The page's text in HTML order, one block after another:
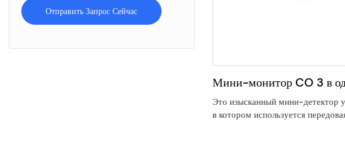
Отправить Запрос Сейчас
Мини-монитор CO 3 в
Это изысканный мини-детектор
в котором используется